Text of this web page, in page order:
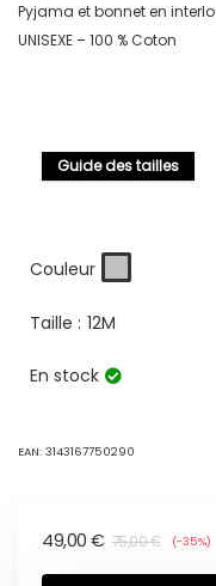
Pyjama et bonnet en interlock
UNISEXE – 100 % Coton
Guide des tailles
Couleur
Taille : 12M
En stock
EAN: 3143167750290
75,00€
49,00 € (-35%)